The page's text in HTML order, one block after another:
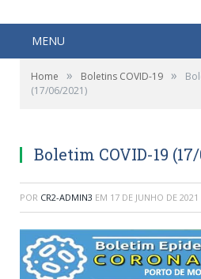
MENU
Home » Boletins COVID-19 »
(17/06/2021)
Boletim COVID-19
POR CR2-ADMIN3 EM 17 DE JUNHO DE 2021